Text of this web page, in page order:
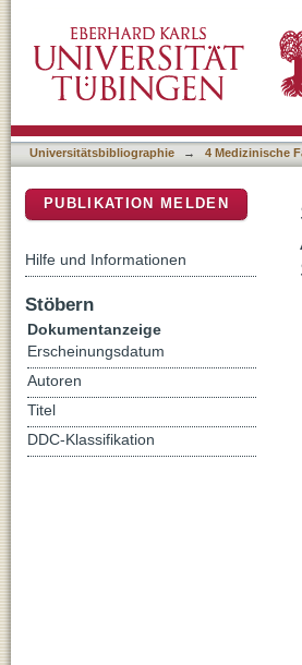
Transporters in
Universitätsbibliographie → 4 Medizinische
PUBLIKATION MELDEN
Hilfe und Informationen
Stöbern
Dokumentanzeige
Erscheinungsdatum
Autoren
Titel
DDC-Klassifikation